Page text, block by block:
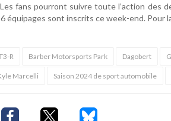
fans pourront suivre toute l’action des
équipages sont inscrits ce week-end. Pour
R Barber Motorsports Park Dagobert
Marcelli Saison 2024 de sport automobile